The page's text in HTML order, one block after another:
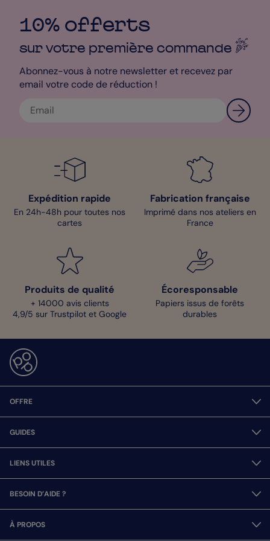
destinataires ! En 24h, vos cartes sont imprimées sur le papier
de votre choix puis expédiées dans les enveloppes que vous
Mélanie - Pop Designer
10% offerts
sur votre première commande
Abonnez-vous à notre newsletter et recevez par
email votre code de réduction !
Expédition rapide
En 24h-48h pour toutes nos
cartes
Fabrication française
Imprimé dans nos ateliers en
France
Produits de qualité
+ 14000 avis clients
4,9/5 sur Trustpilot et Google
Écoresponsable
Papiers issus de forêts
durables
OFFRE
GUIDES
LIENS UTILES
BESOIN D’AIDE ?
À PROPOS